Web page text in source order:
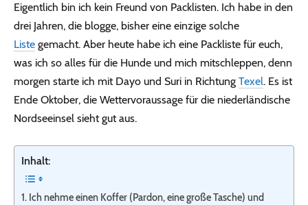
Eigentlich bin ich kein Freund von Packlisten. Ich habe in den
drei Jahren, die blogge, bisher eine einzige solche
Liste gemacht. Aber heute habe ich eine Packliste für euch,
was ich so alles für die Hunde und mich mitschleppen, denn
morgen starte ich mit Dayo und Suri in Richtung Texel. Es ist
Ende Oktober, die Wettervoraussage für die niederländische
Nordseeinsel sieht gut aus.
Inhalt:
Ich nehme einen Koffer (Pardon, eine große Tasche) und